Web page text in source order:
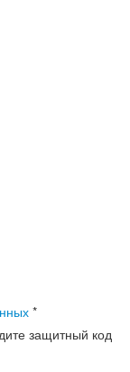
*
защитный код